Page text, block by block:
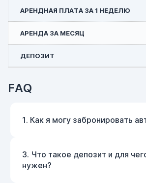
FAQ
1. Как я могу забронировать
3. Что такое депозит и для
нужен?